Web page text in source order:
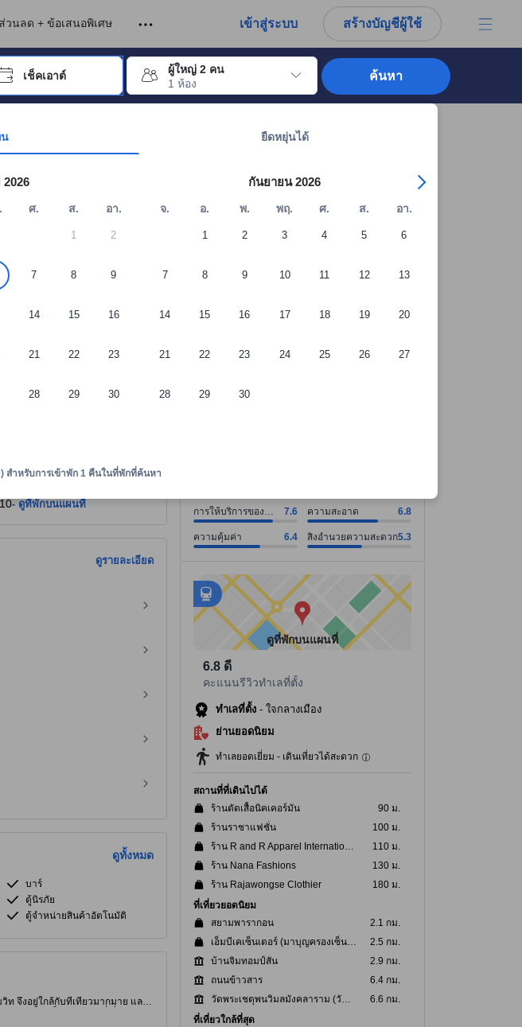
วนลด + ข้อเสนอพิเศษ เข้าสู่ระบบ สร้างบัญชีผู้ใช้
เพื่อเลือก
เช็คเอาต์
ผู้ใหญ่ 2 คน
1 ห้อง
อเลือกวันเช็คอินและเช็คเอาต์ เมื่อไปถึงวันเช็คอินที่ต้องการ ให้กดปุ่ม Enter เพื่อเลือกวันเช็คอินดังกล่าว ทำซ้ำขั้นตอ
ยืดหยุ่นได้
ศ. ส. อา.
1 2
7 8 9
14 15 16
21 22 23
28 29 30
กันยายน 2026
จ. อ. พ. พฤ. ศ. ส. อา.
1 2 3 4 5 6
7 8 9 10 11 12 13
14 15 16 17 18 19 20
21 22 23 24 25 26 27
28 29 30
สำหรับการเข้าพัก 1 คืนในที่พักที่ค้นหา
ค้นหา
- ดูที่พักบนแผนที่
ดูรายละเอียด
ดูทั้งหมด
บาร์
ตู้นิรภัย
ตู้จำหน่ายสินค้าอัตโนมัติ
ท จึงอยู่ใกล้กับที่เที่ยวมากมาย และ
าม (วัดโพธิ์) ด้วยอีกสักที่ ที่พักมี
การให้บริการของ
พนักงาน
7.6 ความสะอาด 6.8
ความคุ้มค่า 6.4 สิ่งอำนวยความสะดวก5.3
tooltip
อยู่ใกล้
สถานีรถไฟฟ้านานา - ระยะ 0.24 กม.
• สถานีรถไฟฟ้าเพลินจิต - ระยะ 0.56 กม.
ดูที่พักบนแผนที่
6.8 ดี
คะแนนรีวิวทำเลที่ตั้ง
ทำเลที่ตั้ง - ใจกลางเมือง
ย่านยอดนิยม
ทำเลยอดเยี่ยม - เดินเที่ยวได้สะดวก
สถานที่ที่เดินไปได้
ร้านตัดเสื้อนิคเคอร์มัน
90 ม.
ร้านราชาแฟชั่น
100 ม.
ร้าน R and R Apparel International
110 ม.
ร้าน Nana Fashions
130 ม.
ร้าน Rajawongse Clothier
180 ม.
ที่เที่ยวยอดนิยม
สยามพารากอน
2.1 กม.
เอ็มบีเคเซ็นเตอร์ (มาบุญครองเซ็นเตอร์)
2.5 กม.
บ้านจิมทอมป์สัน
2.9 กม.
ถนนข้าวสาร
6.4 กม.
วัดพระเชตุพนวิมลมังคลาราม (วัดโพธิ์)
6.6 กม.
ที่เที่ยวใกล้ที่สุด
สดงบนอโกด้า จึงมาจากประสบการณ์ตรงของผู้เข้าพักอย่างแท้จริง